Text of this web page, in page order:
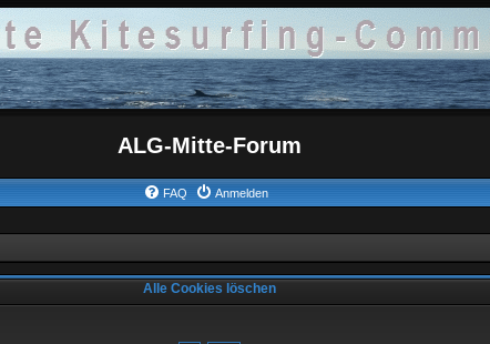
ALG-Mitte-Forum
FAQ Anmelden
Alle Cookies löschen